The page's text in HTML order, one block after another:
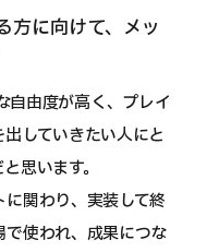
方に向けて、メッ
由度が高く、プレイ
していきたい人にと
思います。
関わり、実装して終
使われ、成果につな